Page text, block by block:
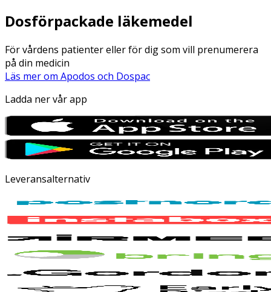
Dosförpackade läkemedel
För vårdens patienter eller för dig som vill prenumerera
på din medicin
Läs mer om Apodos och Dospac
Ladda ner vår app
Leveransalternativ